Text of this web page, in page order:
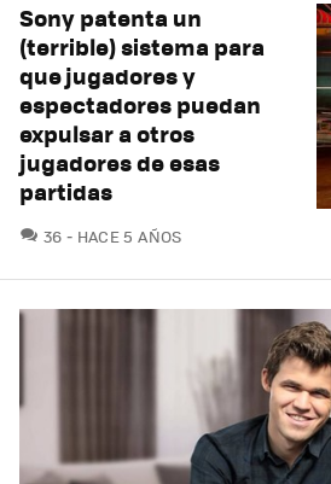
Sony patenta un
(terrible) sistema para
que jugadores y
espectadores puedan
expulsar a otros
jugadores de esas
partidas
36 COMENTARIOS
HACE 5 AÑOS